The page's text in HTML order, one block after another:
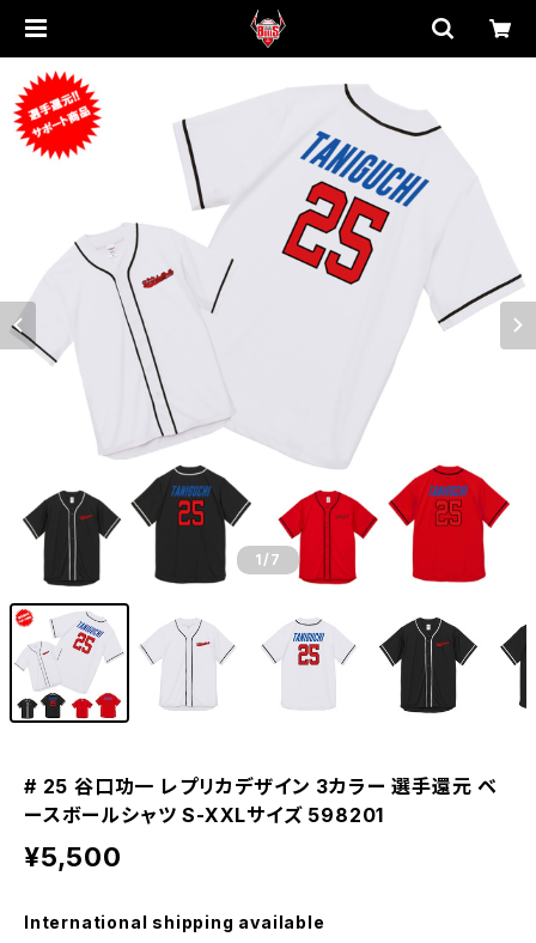
1 /7
# 25 谷口功一 レプリカデザイン 3カラー 選手還元 ベ
ースボールシャツ S-XXLサイズ 598201
¥5,500
International shipping available